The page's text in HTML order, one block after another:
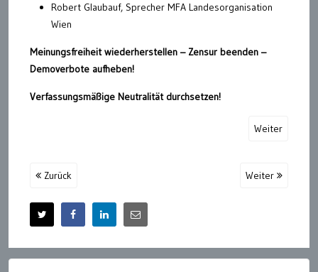
Robert Glaubauf, Sprecher MFA Landesorganisation
Wien
Meinungsfreiheit wiederherstellen – Zensur beenden –
Demoverbote aufheben!
Verfassungsmäßige Neutralität durchsetzen!
Weiter
Zurück Weiter